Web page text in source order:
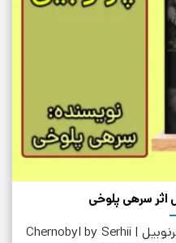
اثر سرهی پلوخی
این کتاب درباره چیست؟ کتاب چرنوبیل | Chernobyl by Serhii